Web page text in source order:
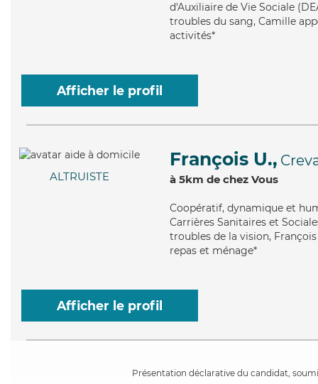
d'Auxiliaire de Vie Sociale
troubles du sang, Camille
activités*
Afficher le profil
ALTRUISTE
François U.,
à 5km de chez Vous
Coopératif, dynamique et
Carrières Sanitaires et
troubles de la vision,
repas et ménage*
Afficher le profil
Présentation déclarative du candidat,